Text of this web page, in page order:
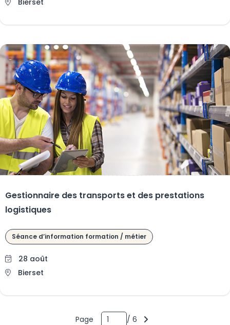
Bierset
Gestionnaire des transports et des prestations
logistiques
Séance d’information formation / métier
28 août
Bierset
Page Page 1 sur 6 pages
sur
/ 6